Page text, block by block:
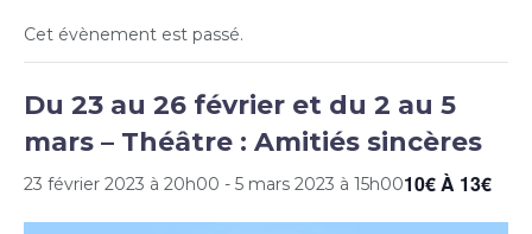
Cet évènement est passé.
Du 23 au 26 février et du 2 au 5
mars – Théâtre : Amitiés sincères
23 février 2023 à 20h00 - 5 mars 2023 à 15h0010€ À 13€